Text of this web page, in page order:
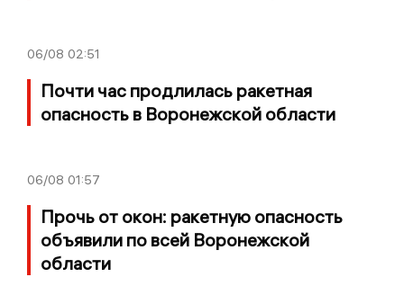
06/08 02:51
Почти час продлилась ракетная
опасность в Воронежской области
06/08 01:57
Прочь от окон: ракетную опасность
объявили по всей Воронежской
области